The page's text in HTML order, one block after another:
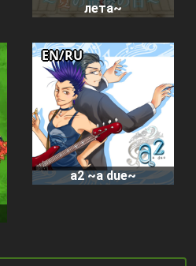
лета~
a2 ~a due~
EN/RU